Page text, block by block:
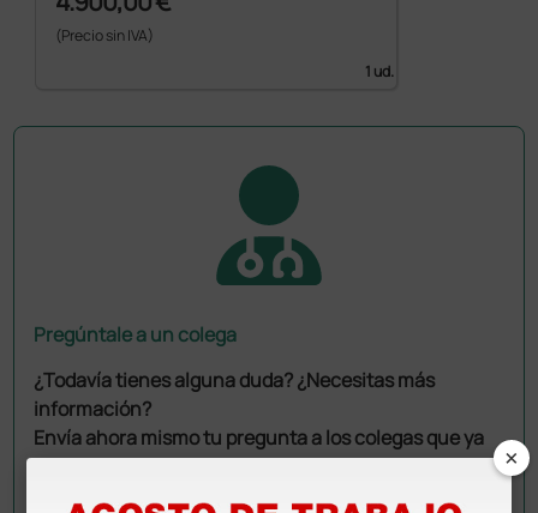
(Precio sin IVA)
1 ud.
Pregúntale a un colega
¿Todavía tienes alguna duda? ¿Necesitas más
información?
Envía ahora mismo tu pregunta a los colegas que ya
han adquirido este producto.
×